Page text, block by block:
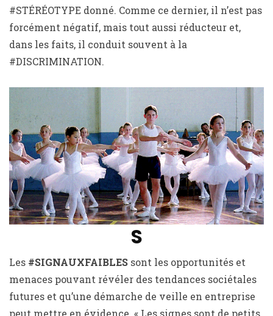
#STÉRÉOTYPE donné. Comme ce dernier, il n’est pas
forcément négatif, mais tout aussi réducteur et,
dans les faits, il conduit souvent à la
#DISCRIMINATION.
S
Les #SIGNAUXFAIBLES sont les opportunités et
menaces pouvant révéler des tendances sociétales
futures et qu’une démarche de veille en entreprise
peut mettre en évidence. « Les signes sont de petits